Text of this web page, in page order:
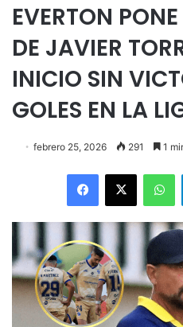
EVERTON
DE JAVIER
INICIO SIN
GOLES EN LA
febrero 25, 2026 291 1
Facebook
X